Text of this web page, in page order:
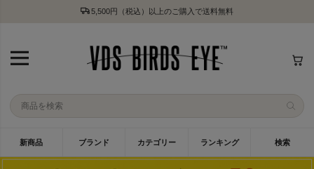
5,500円（税込）以上のご購入で送料無料
新商品 ブランド カテゴリー ランキング 検索